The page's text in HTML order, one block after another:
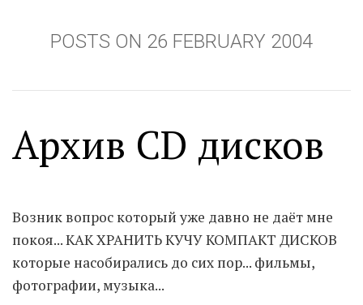
POSTS ON 26 FEBRUARY 2004
Архив CD дисков
Возник вопрос который уже давно не даёт мне
покоя... КАК ХРАНИТЬ КУЧУ КОМПАКТ ДИСКОВ
которые насобирались до сих пор... фильмы,
фотографии, музыка...
Moldova sightseeings
Blog Archives
To-Do